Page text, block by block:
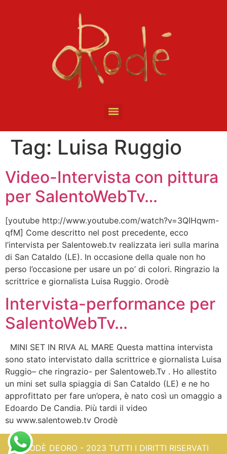
Tag: Luisa Ruggio
Video-Intervista con pittura
per SalentoWebTv…
[youtube http://www.youtube.com/watch?v=3QIHqwm-
qfM] Come descritto nel post precedente, ecco
l’intervista per Salentoweb.tv realizzata ieri sulla marina
di San Cataldo (LE). In occasione della quale non ho
perso l’occasione per usare un po’ di colori. Ringrazio la
scrittrice e giornalista Luisa Ruggio. Orodè
Intervista-performance per
SalentoWebTv…
MINI SET IN RIVA AL MARE Questa mattina intervista
sono stato intervistato dalla scrittrice e giornalista Luisa
Ruggio– che ringrazio- per Salentoweb.Tv . Ho allestito
un mini set sulla spiaggia di San Cataldo (LE) e ne ho
approfittato per fare un’opera, è nato così un omaggio a
Edoardo De Candia. Più tardi il video
su www.salentoweb.tv Orodè
ORODÈ DEORO - 2023 TUTTI I DIRITTI RISERVATI